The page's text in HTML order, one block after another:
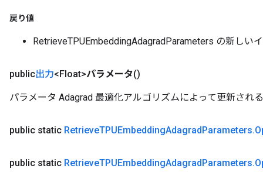
戻り値
RetrieveTPUEmbeddingAdagradParameters の新しい
public出力<Float>パラメータ()
パラメータ Adagrad 最適化アルゴリズムによって更新され
public static RetrieveTPUEmbeddingAdagradParameters.
public static RetrieveTPUEmbeddingAdagradParameters.